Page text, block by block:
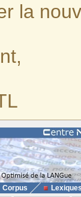
la
Corpus